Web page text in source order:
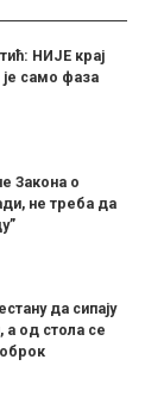
НИЈЕ крај
само фаза
Закона о
не треба да
да сипају
а од стола се